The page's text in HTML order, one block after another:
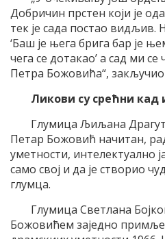
Добричин прстен који је
тек је сада постао видљив.
‘Баш је њега брига бар је
чега се дотакао’ а сад ми
Петра Божовића“, закључио
Ликови су срећни кад
Глумица Љиљана
Петар Божовић начитан,
уметности, интелектуално
само свој и да је створио
глумца.
Глумица Светлана
Божовићем заједно